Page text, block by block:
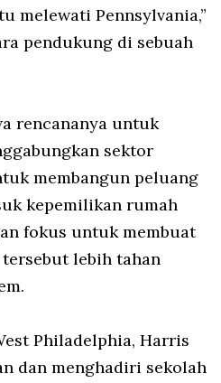
melewati Pennsylvania,”
pendukung di sebuah
rencananya untuk
sektor
membangun peluang
kepemilikan rumah
fokus untuk membuat
lebih tahan
Philadelphia, Harris
dan menghadiri sekolah